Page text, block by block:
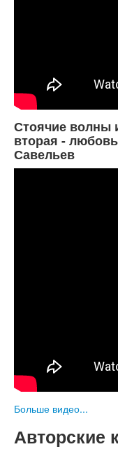
Стоячие волны
вторая -
Савельев
Больше видео...
Авторские